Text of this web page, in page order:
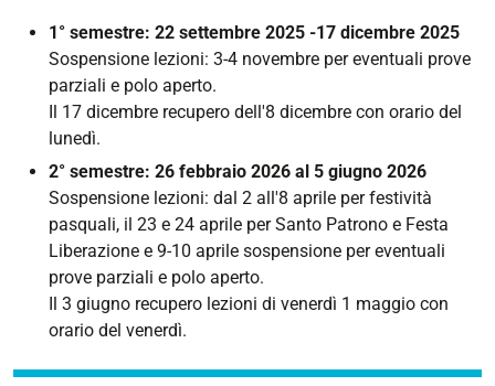
1° semestre: 22 settembre 2025 -17 dicembre 2025
Sospensione lezioni: 3-4 novembre per eventuali prove
parziali e polo aperto.
Il 17 dicembre recupero dell'8 dicembre con orario del
lunedì.
2° semestre: 26 febbraio 2026 al 5 giugno 2026
Sospensione lezioni: dal 2 all'8 aprile per festività
pasquali, il 23 e 24 aprile per Santo Patrono e Festa
Liberazione e 9-10 aprile sospensione per eventuali
prove parziali e polo aperto.
Il 3 giugno recupero lezioni di venerdì 1 maggio con
orario del venerdì.